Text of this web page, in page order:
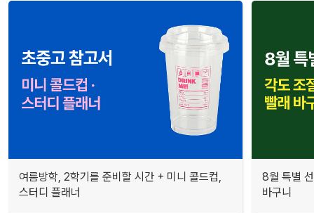
여름방학, 2학기를 준비할 시간 + 미니 콜드컵,
스터디 플래너
8월 특별
바구니